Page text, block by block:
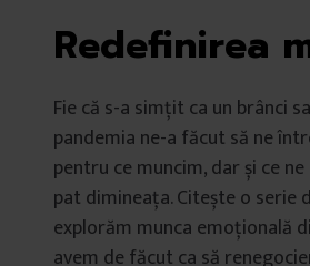
Redefinirea
Fie că s-a simțit ca un brânci
pandemia ne-a făcut să ne
pentru ce muncim, dar și ce
pat dimineața. Citește o serie
explorăm munca emoțională
avem de făcut ca să